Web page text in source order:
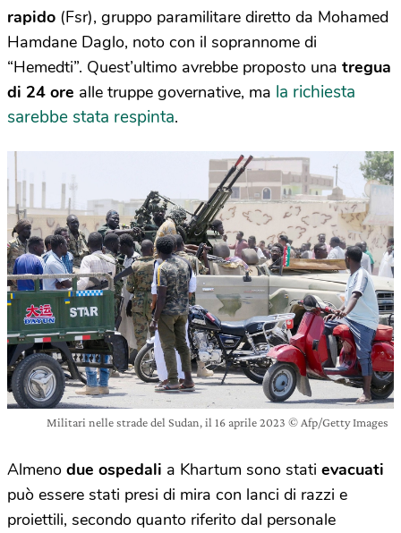
rapido (Fsr), gruppo paramilitare diretto da Mohamed
Hamdane Daglo, noto con il soprannome di
“Hemedti”. Quest’ultimo avrebbe proposto una tregua
di 24 ore alle truppe governative, ma la richiesta
sarebbe stata respinta.
Militari nelle strade del Sudan, il 16 aprile 2023 © Afp/Getty Images
Almeno due ospedali a Khartum sono stati evacuati
può essere stati presi di mira con lanci di razzi e
proiettili, secondo quanto riferito dal personale